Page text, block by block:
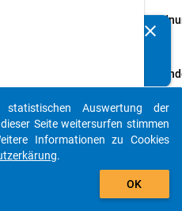
1
im
oder
1989
clear
auto_stories
add_shopping_cart
Auswertung der
Seite weitersurfen stimmen
Informationen zu Cookies
.
OK